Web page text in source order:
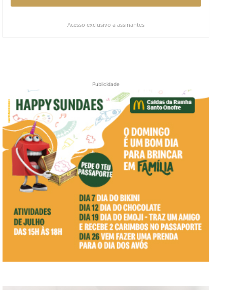
Acesso exclusivo a assinantes
Publicidade